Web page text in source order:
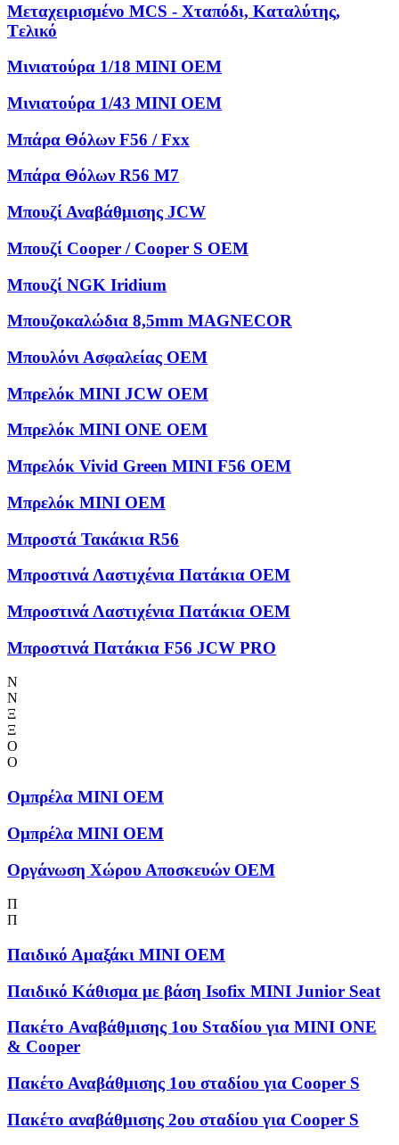
Μεταχειρισμένο MCS - Χταπόδι, Kαταλύτης,
Tελικό
Μινιατούρα 1/18 MINI OEM
Μινιατούρα 1/43 MINI OEM
Μπάρα Θόλων F56 / Fxx
Μπάρα Θόλων R56 M7
Μπουζί Αναβάθμισης JCW
Μπουζί Cooper / Cooper S OEM
Μπουζί NGK Iridium
Μπουζοκαλώδια 8,5mm MAGNECOR
Μπουλόνι Ασφαλείας OEM
Μπρελόκ MINI JCW OEM
Μπρελόκ MINI ONE OEM
Μπρελόκ Vivid Green MINI F56 OEM
Μπρελόκ ΜΙΝΙ OEM
Μπροστά Τακάκια R56
Μπροστινά Λαστιχένια Πατάκια OEM
Μπροστινά Λαστιχένια Πατάκια OEM
Μπροστινά Πατάκια F56 JCW PRO
Ν
Ν
Ξ
Ξ
Ο
Ο
Ομπρέλα MINI OEM
Ομπρέλα MINI OEM
Οργάνωση Χώρου Αποσκευών OEM
Π
Π
Παιδικό Αμαξάκι MINI OEM
Παιδικό Κάθισμα με βάση Isofix MINI Junior Seat
Πακέτο Aναβάθμισης 1ου Sταδίου για MINI ONE
& Cooper
Πακέτο Αναβάθμισης 1ου σταδίου για Cooper S
Πακέτο αναβάθμισης 2ου σταδίου για Cooper S